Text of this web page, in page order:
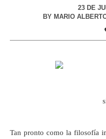
23 DE
BY MARIO
Tan pronto como la filosofía